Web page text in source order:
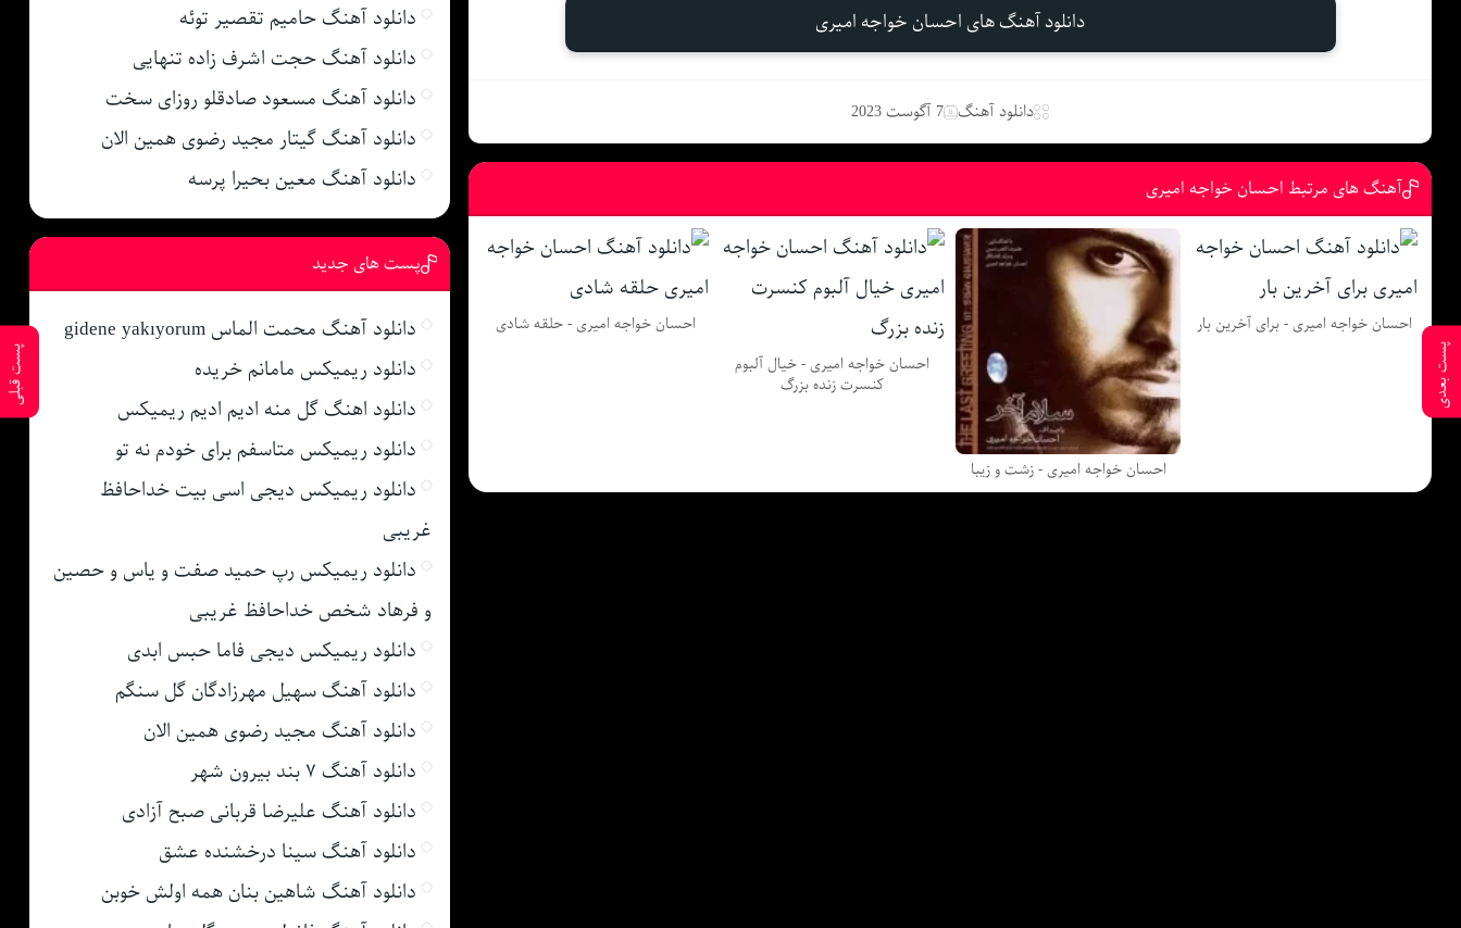
پست بعدی پست قبلی
دانلود آهنگ های احسان خواجه امیری
دانلود آهنگ 7 آگوست 2023
آهنگ های مرتبط احسان خواجه امیری
احسان خواجه امیری - برای آخرین بار
احسان خواجه امیری - زشت و زیبا
احسان خواجه امیری - خیال آلبوم
کنسرت زنده بزرگ
احسان خواجه امیری - حلقه شادی
دانلود آهنگ حامیم تقصیر توئه
دانلود آهنگ حجت اشرف زاده تنهایی
دانلود آهنگ مسعود صادقلو روزای سخت
دانلود آهنگ گیتار مجید رضوی همین الان
دانلود آهنگ معین بحیرا پرسه
پست های جدید
دانلود آهنگ محمت الماس gidene yakıyorum
دانلود ریمیکس مامانم خریده
دانلود اهنگ گل منه ادیم ادیم ریمیکس
دانلود ریمیکس متاسفم برای خودم نه تو
دانلود ریمیکس دیجی اسی بیت خداحافظ
غریبی
دانلود ریمیکس رپ حمید صفت و یاس و حصین
و فرهاد شخص خداحافظ غریبی
دانلود ریمیکس دیجی فاما حبس ابدی
دانلود آهنگ سهیل مهرزادگان گل سنگم
دانلود آهنگ مجید رضوی همین الان
دانلود آهنگ ۷ بند بیرون شهر
دانلود آهنگ علیرضا قربانی صبح آزادی
دانلود آهنگ سینا درخشنده عشق
دانلود آهنگ شاهین بنان همه اولش خوبن